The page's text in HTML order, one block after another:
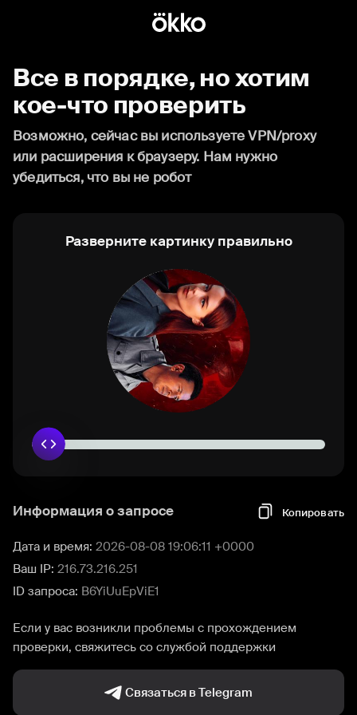
Все в порядке, но хотим
кое-что проверить
Возможно, сейчас вы используете VPN/proxy
или расширения к браузеру. Нам нужно
убедиться, что вы не робот
Разверните картинку правильно
Информация о запросе Копировать
Дата и время: 2026-08-08 19:06:11 +0000
Ваш IP: 216.73.216.251
ID запроса: B6YiUuEpViE1
Если у вас возникли проблемы с прохождением
проверки, свяжитесь со службой поддержки
Связаться в Telegram